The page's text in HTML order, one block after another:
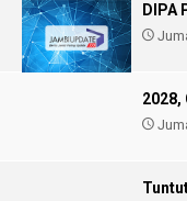
DIPA
2028,